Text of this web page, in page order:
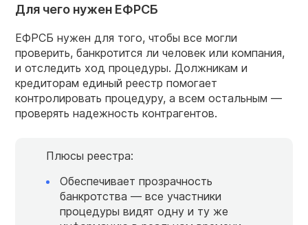
Для чего нужен ЕФРСБ
ЕФРСБ нужен для того, чтобы все могли
проверить, банкротится ли человек или компания,
и отследить ход процедуры. Должникам и
кредиторам единый реестр помогает
контролировать процедуру, а всем остальным —
проверять надежность контрагентов.
Плюсы реестра:
Обеспечивает прозрачность
банкротства — все участники
процедуры видят одну и ту же